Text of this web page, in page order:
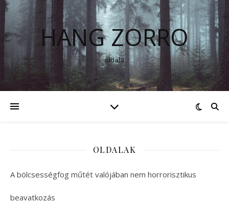
HANG ZORRO
oldala
OLDALAK
A bölcsességfog műtét valójában nem horrorisztikus
beavatkozás